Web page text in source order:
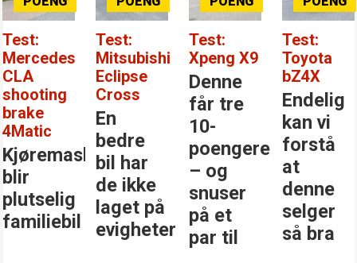
Test:
Mercedes
CLA
shooting
brake
4Matic
Kjøremaskinen
blir
plutselig
familiebil
Test:
Mitsubishi
Eclipse
Cross
En
bedre
bil har
de ikke
laget på
evigheter
Test:
Xpeng X9
Denne
får tre
10-
poengere
– og
snuser
på et
par til
Test:
Toyota
bZ4X
Endelig
kan vi
forstå
at
denne
selger
så bra